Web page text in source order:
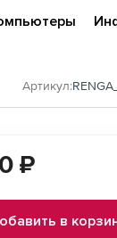
Артикул:
₽
в